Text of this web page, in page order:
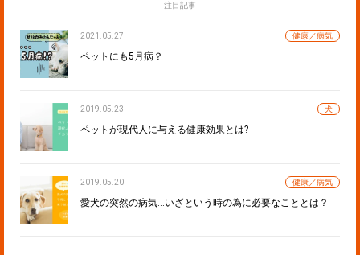
注目記事
2021.05.27 健康／病気
ペットにも5月病？
2019.05.23 犬
ペットが現代人に与える健康効果とは?
2019.05.20 健康／病気
愛犬の突然の病気…いざという時の為に必要なこととは？